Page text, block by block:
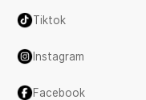
Tiktok
Instagram
Facebook